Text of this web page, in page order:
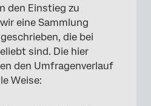
den Einstieg zu
eine Sammlung
die bei
sind. Die hier
den Umfragenverlauf
Weise: